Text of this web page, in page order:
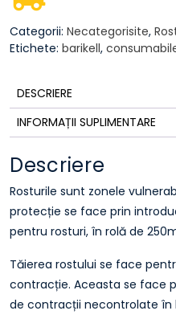
Categorii: Necategorisite,
Etichete: barikell,
DESCRIERE
INFORMAȚII SUPLIMENTARE
Descriere
Rosturile sunt zonele
protecție se face prin
pentru rosturi, în rolă de
Tăierea rostului se face
contracție. Aceasta se face
de contracții necontrolate în